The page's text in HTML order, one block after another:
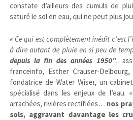
constate d’ailleurs des cumuls de
saturé le sol en eau, qui ne peut plus
« Ce qui est complètement inédit c’est
à dire autant de pluie en si peu de
depuis la fin des années 1950″,
franceinfo, Esther Crauser-
fondatrice de Water Wiser, un
spécialisé dans les enjeux de l’eau.
arrachées, rivières rectifiées… nos
sols, aggravant davantage les